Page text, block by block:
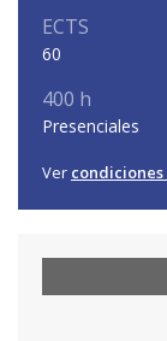
ECTS
60
400 h
Presenciales
Ver condiciones